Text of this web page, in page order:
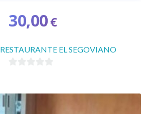
30,00€
RESTAURANTE EL SEGOVIANO
e